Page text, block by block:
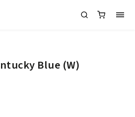
Blue (W)